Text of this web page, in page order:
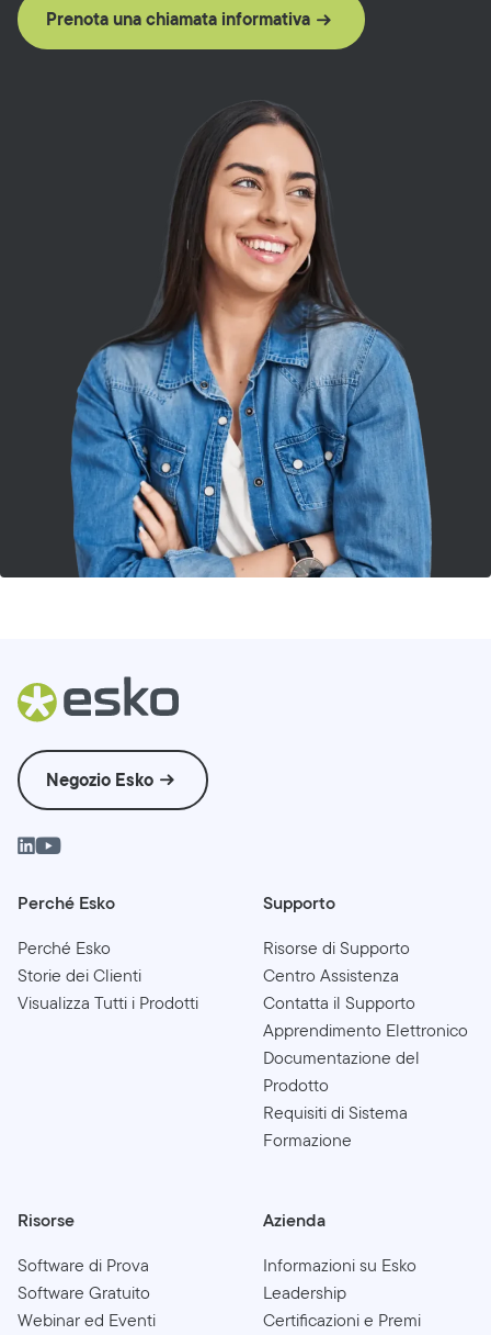
Prenota una chiamata informativa
Negozio Esko
Perché Esko
Perché Esko
Storie dei Clienti
Visualizza Tutti i Prodotti
Supporto
Risorse di Supporto
Centro Assistenza
Contatta il Supporto
Apprendimento Elettronico
Documentazione del
Prodotto
Requisiti di Sistema
Formazione
Risorse
Software di Prova
Software Gratuito
Webinar ed Eventi
Azienda
Informazioni su Esko
Leadership
Certificazioni e Premi